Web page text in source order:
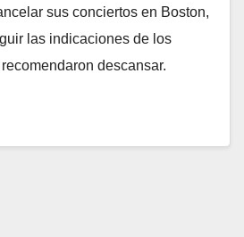
sus conciertos en Boston,
las indicaciones de los
descansar.